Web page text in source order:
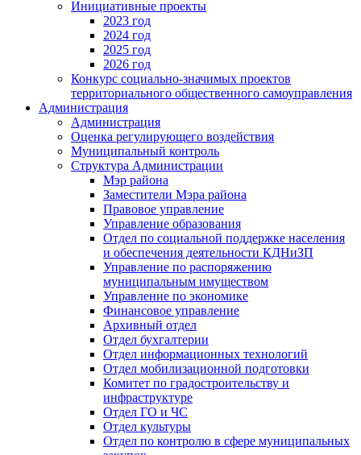
Инициативные проекты
2023 год
2024 год
2025 год
2026 год
Конкурс социально-значимых проектов
территориального общественного самоуправления
Администрация
Администрация
Оценка регулирующего воздействия
Муниципальный контроль
Структура Администрации
Мэр района
Заместители Мэра района
Правовое управление
Управление образования
Отдел по социальной поддержке населения
и обеспечения деятельности КДНиЗП
Управление по распоряжению
муниципальным имуществом
Управление по экономике
Финансовое управление
Архивный отдел
Отдел бухгалтерии
Отдел информационных технологий
Отдел мобилизационной подготовки
Комитет по градостроительству и
инфраструктуре
Отдел ГО и ЧС
Отдел культуры
Отдел по контролю в сфере муниципальных